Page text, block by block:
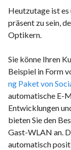
Heutzutage ist
präsent zu sein,
Optikern.
Sie könne Ihren
Beispiel in Form
ng Paket von
automatische E-
Entwicklungen
bieten Sie den
Gast-WLAN an.
automatisch